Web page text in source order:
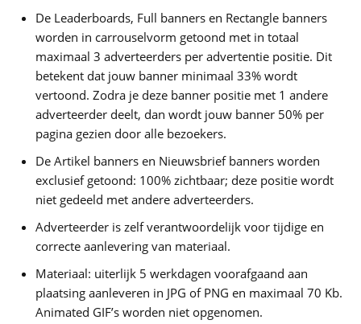
De Leaderboards, Full banners en Rectangle banners
worden in carrouselvorm getoond met in totaal
maximaal 3 adverteerders per advertentie positie. Dit
betekent dat jouw banner minimaal 33% wordt
vertoond. Zodra je deze banner positie met 1 andere
adverteerder deelt, dan wordt jouw banner 50% per
pagina gezien door alle bezoekers.
De Artikel banners en Nieuwsbrief banners worden
exclusief getoond: 100% zichtbaar; deze positie wordt
niet gedeeld met andere adverteerders.
Adverteerder is zelf verantwoordelijk voor tijdige en
correcte aanlevering van materiaal.
Materiaal: uiterlijk 5 werkdagen voorafgaand aan
plaatsing aanleveren in JPG of PNG en maximaal 70 Kb.
Animated GIF’s worden niet opgenomen.